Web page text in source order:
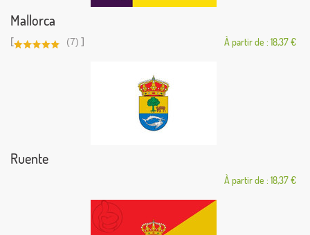
Mallorca
[ (7) ] À partir de : 18,37 €
Ruente
À partir de : 18,37 €